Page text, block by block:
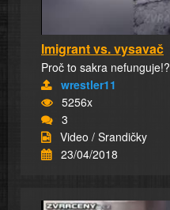
Imigrant vs. vysavač
Proč to sakra nefunguje!?
wrestler11
5256x
3
Video / Srandičky
23/04/2018